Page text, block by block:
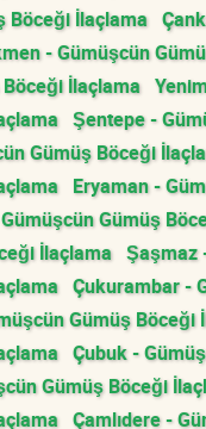
Böceği İlaçlama
- Gümüşcün
İlaçlama
Şentepe -
Gümüş Böceği
Eryaman -
Gümüş
İlaçlama Şaşmaz
Çukurambar -
Gümüş Böceği
Çubuk -
Gümüş Böceği
Çamlıdere -